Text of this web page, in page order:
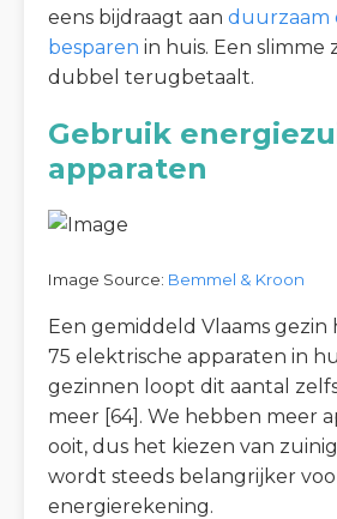
eens bijdraagt aan duurzaam
besparen in huis. Een slimme
dubbel terugbetaalt.
Gebruik
apparaten
Image Source: Bemmel & Kroon
Een gemiddeld Vlaams gezin
75 elektrische apparaten in
gezinnen loopt dit aantal
meer [64]. We hebben meer
ooit, dus het kiezen van
wordt steeds belangrijker
energierekening.